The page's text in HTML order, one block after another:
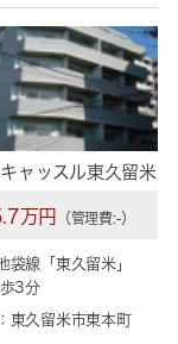
ャッスル東久留米
万円 （管理費:-）
袋線「 東久留米 」
3分
東久留米市東本町